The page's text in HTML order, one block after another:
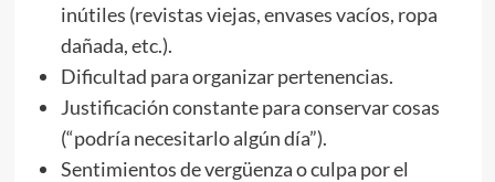
inútiles (revistas viejas, envases vacíos, ropa
dañada, etc.).
Dificultad para organizar pertenencias.
Justificación constante para conservar cosas
(“podría necesitarlo algún día”).
Sentimientos de vergüenza o culpa por el